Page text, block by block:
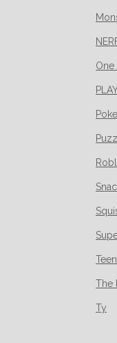
One
The
Ty